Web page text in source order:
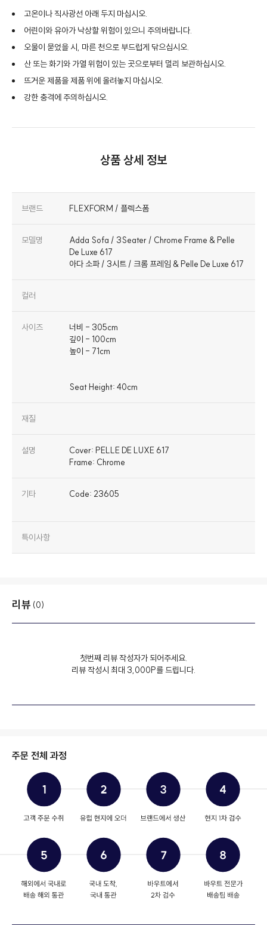
고온이나 직사광선 아래 두지 마십시오.
어린이와 유아가 낙상할 위험이 있으니 주의바랍니다.
오물이 묻었을 시, 마른 천으로 부드럽게 닦으십시오.
산 또는 화기와 가열 위험이 있는 곳으로부터 멀리 보관하십시오.
뜨거운 제품을 제품 위에 올려놓지 마십시오.
강한 충격에 주의하십시오.
상품 상세 정보
브랜드 FLEXFORM / 플렉스폼
모델명
Adda Sofa / 3Seater / Chrome Frame & Pelle
De Luxe 617
아다 소파 / 3시트 / 크롬 프레임 & Pelle De Luxe 617
컬러
사이즈
너비 - 305cm
깊이 - 100cm
높이 - 71cm
재질
설명
Cover: PELLE DE LUXE 617
Frame: Chrome
기타 Code: 23605
특이사항
리뷰 (0)
첫번째 리뷰 작성자가 되어주세요.
리뷰 작성시 최대 3,000P를 드립니다.
주문 전체 과정